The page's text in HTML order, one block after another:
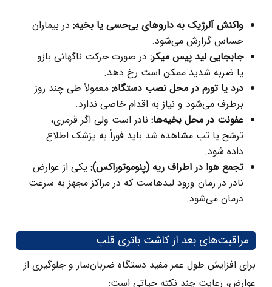
واکنش آلرژیک به داروهای بی‌حسی یا بخیه:در بیماران
حساس گزارش می‌شود.
جابجایی لید پیس‌ میکر:در صورت حرکت ناگهانی بازو
یا ضربه شدید ممکن است رخ دهد.
درد یا تورم در محل نصب دستگاه:معمولاً طی چند روز
برطرف می‌شود و نیاز به اقدام خاصی ندارد.
عفونت در محل بخیه‌ها:نادر است ولی اگر قرمزی،
ترشح یا تب مشاهده شد باید فوراً به پزشک اطلاع
داده شود.
تجمع هوا در اطراف ریه (پنوموتوراکس):یکی از عوارض
نادر در زمان ورود لیدهاست که در مراکز مجهز به‌ سرعت
درمان می‌شود.
مراقبت‌های بعد از کاشت باتری قلب
برای افزایش طول عمر مفید دستگاه ضربان‌ساز و جلوگیری از
عوارض، رعایت چند نکته حیاتی است: